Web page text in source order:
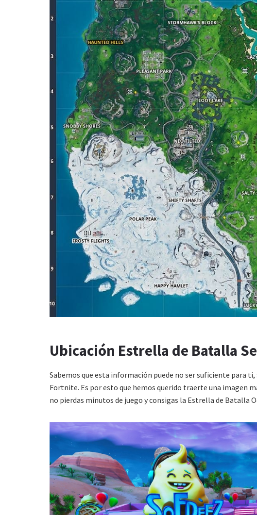
Ubicación Estrella de Batalla
Sabemos que esta información puede no ser suficiente para
Fortnite. Es por esto que hemos querido traerte una imagen
no pierdas minutos de juego y consigas la Estrella de Batalla